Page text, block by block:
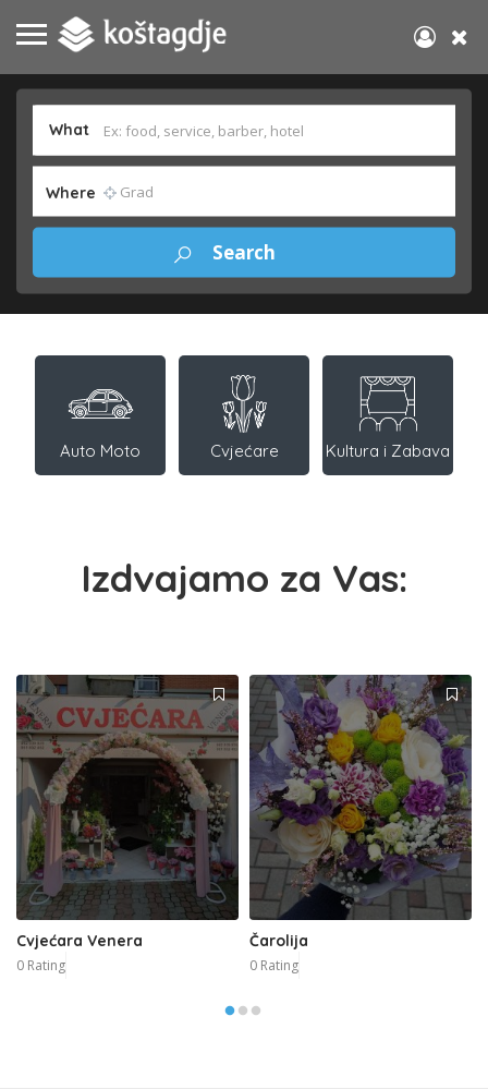
What
Where
Auto Moto Cvjećare Kultura i Zabava
Izdvajamo za Vas:
Cvjećara Venera
0 Rating
Čarolija
0 Rating